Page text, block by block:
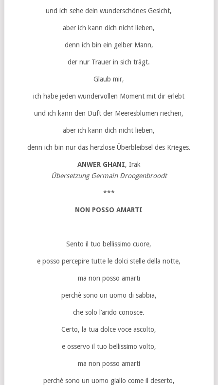
und ich sehe dein wunderschönes Gesicht,
aber ich kann dich nicht lieben,
denn ich bin ein gelber Mann,
der nur Trauer in sich trägt.
Glaub mir,
ich habe jeden wundervollen Moment mit dir erlebt
und ich kann den Duft der Meeresblumen riechen,
aber ich kann dich nicht lieben,
denn ich bin nur das herzlose Überbleibsel des Krieges.
ANWER GHANI, Irak
Übersetzung Germain Droogenbroodt
***
NON POSSO AMARTI
Sento il tuo bellissimo cuore,
e posso percepire tutte le dolci stelle della notte,
ma non posso amarti
perchè sono un uomo di sabbia,
che solo l’arido conosce.
Certo, la tua dolce voce ascolto,
e osservo il tuo bellissimo volto,
ma non posso amarti
perchè sono un uomo giallo come il deserto,